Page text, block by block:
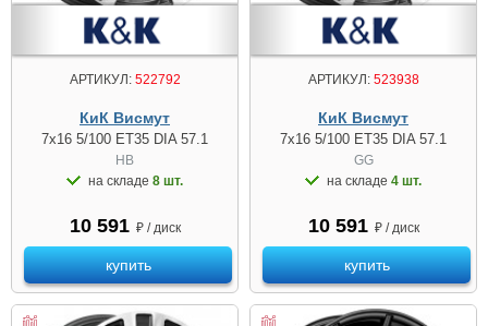
АРТИКУЛ:522792
КиК Висмут
7x16 5/100 ET35 DIA 57.1
HB
на складе 8 шт.
10 591 ₽ / диск
купить
АРТИКУЛ:523938
КиК Висмут
7x16 5/100 ET35 DIA 57.1
GG
на складе 4 шт.
10 591 ₽ / диск
купить